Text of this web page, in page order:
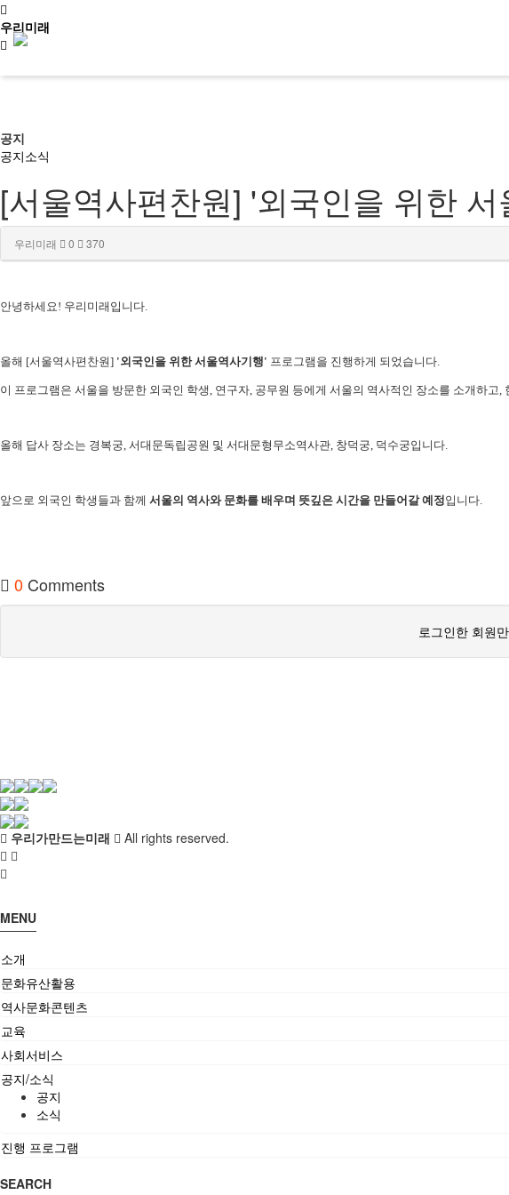
우리미래
사이트맵
소개
문화유산활용
사회서비스
공지
공지소식
[서울역사편찬원] '외국인을 위한
우리미래 0 370
안녕하세요! 우리미래입니다.
올해 [서울역사편찬원] '외국인을 위한 서울역사기행' 프로그램을 진행하게 되었습니다.
이 프로그램은 서울을 방문한 외국인 학생, 연구자, 공무원 등에게 서울의 역사적인 장소를 소개하
올해 답사 장소는 경복궁, 서대문독립공원 및 서대문형무소역사관, 창덕궁, 덕수궁입니다.
앞으로 외국인 학생들과 함께 서울의 역사와 문화를 배우며 뜻깊은 시간을 만들어갈 예정입니다.
0 Comments
로그인한 회원
우리가만드는미래 All rights reserved.
MENU
소개
문화유산활용
역사문화콘텐츠
교육
사회서비스
공지/소식
공지
소식
진행 프로그램
SEARCH